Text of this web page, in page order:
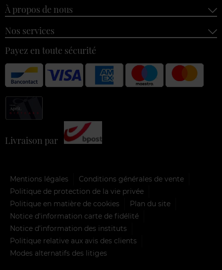
À propos de nous
Nos services
Payez en toute sécurité
Livraison par
Mentions légales
Conditions générales de vente
Politique de protection de la vie privée
Politique en matière de cookies
Plan du site
Notice d'information carte de fidélité
Notice d’information des instituts
Politique relative aux avis des clients
Modes alternatifs des litiges